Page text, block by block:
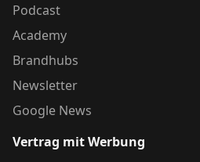
Podcast
Academy
Brandhubs
Newsletter
Google News
Vertrag mit Werbung